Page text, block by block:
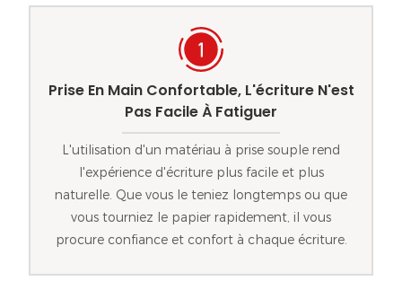
Prise En Main Confortable, L'écriture N'est
Pas Facile À Fatiguer
L'utilisation d'un matériau à prise souple rend
l'expérience d'écriture plus facile et plus
naturelle. Que vous le teniez longtemps ou que
vous tourniez le papier rapidement, il vous
procure confiance et confort à chaque écriture.